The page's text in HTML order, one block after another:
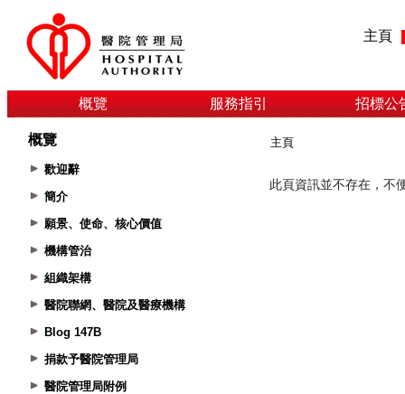
主頁
概覽 服務指引 招標公
概覽
歡迎辭
簡介
願景、使命、核心價值
機構管治
組織架構
醫院聯網、醫院及醫療機構
Blog 147B
捐款予醫院管理局
醫院管理局附例
主頁